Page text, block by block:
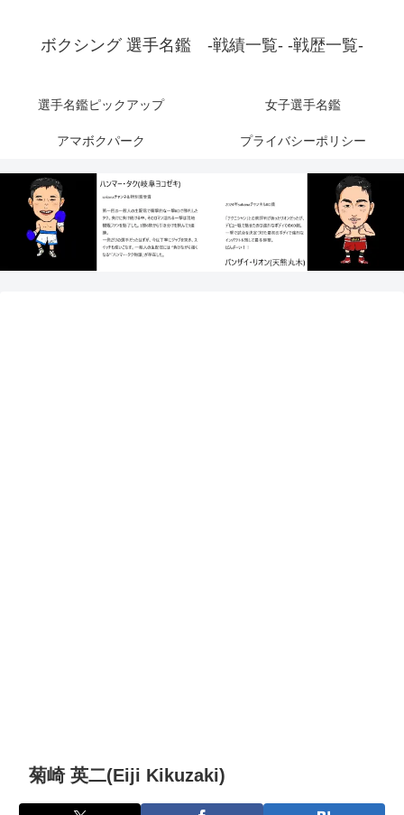
ボクシング 選手名鑑 -戦績一覧- -戦歴一覧-
選手名鑑ピックアップ 女子選手名鑑
アマボクパーク プライバシーポリシー
菊崎 英二(Eiji Kikuzaki)